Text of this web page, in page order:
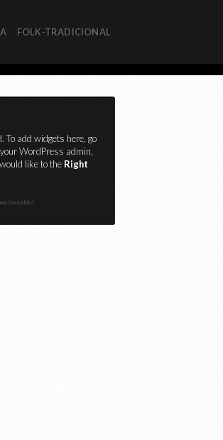
FOLK-TRADICIONAL
To add widgets here, go
WordPress admin,
like to the Right
been added.